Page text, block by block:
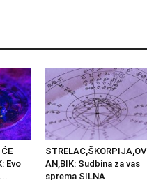
Evo
STRELAC,ŠKORPIJA,OV
AN,BIK: Sudbina za vas
sprema SILNA